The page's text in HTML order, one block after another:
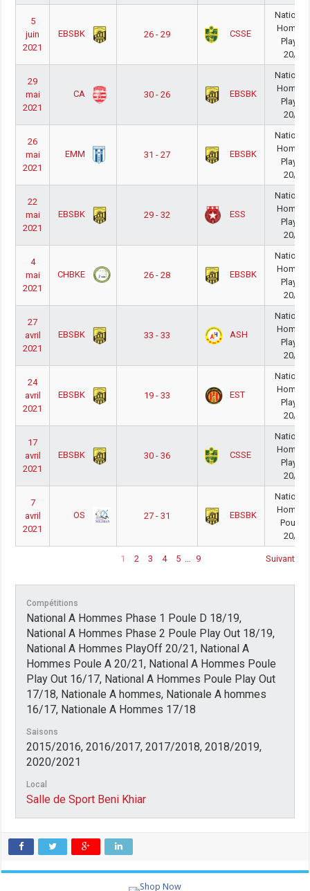
5
juin
2021
EBSBK 26 - 29 CSSE
National
PlayOff
20/21
29
mai
2021
CA 30 - 26 EBSBK
National
PlayOff
20/21
26
mai
2021
EMM 31 - 27 EBSBK
National
PlayOff
20/21
22
mai
2021
EBSBK 29 - 32 ESS
National
PlayOff
20/21
4
mai
2021
CHBKE 26 - 28 EBSBK
National
PlayOff
20/21
27
avril
2021
EBSBK 33 - 33 ASH
National
PlayOff
20/21
24
avril
2021
EBSBK 19 - 33 EST
National
PlayOff
20/21
17
avril
2021
EBSBK 30 - 36 CSSE
National
PlayOff
20/21
7
avril
2021
OS 27 - 31 EBSBK
National
Poule A
20/21
1 2 3 4 5 9 Suivant
Compétitions
National A Hommes Phase 1 Poule D 18/19,
National A Hommes Phase 2 Poule Play Out 18/19,
National A Hommes PlayOff 20/21, National A
Hommes Poule A 20/21, National A Hommes Poule
Play Out 16/17, National A Hommes Poule Play Out
17/18, Nationale A hommes, Nationale A hommes
16/17, Nationale A Hommes 17/18
Saisons
2015/2016, 2016/2017, 2017/2018, 2018/2019,
2020/2021
Local
Salle de Sport Beni Khiar